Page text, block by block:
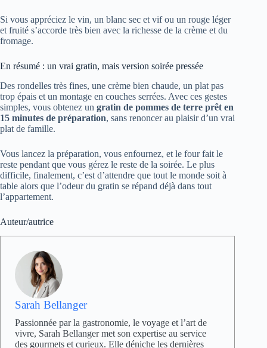
Si vous appréciez le vin, un blanc sec et vif ou un rouge léger
et fruité s’accorde très bien avec la richesse de la crème et du
fromage.
En résumé : un vrai gratin, mais version soirée pressée
Des rondelles très fines, une crème bien chaude, un plat pas
trop épais et un montage en couches serrées. Avec ces gestes
simples, vous obtenez un gratin de pommes de terre prêt en
15 minutes de préparation, sans renoncer au plaisir d’un vrai
plat de famille.
Vous lancez la préparation, vous enfournez, et le four fait le
reste pendant que vous gérez le reste de la soirée. Le plus
difficile, finalement, c’est d’attendre que tout le monde soit à
table alors que l’odeur du gratin se répand déjà dans tout
l’appartement.
Auteur/autrice
Sarah Bellanger
Passionnée par la gastronomie, le voyage et l’art de
vivre, Sarah Bellanger met son expertise au service
des gourmets et curieux. Elle déniche les dernières